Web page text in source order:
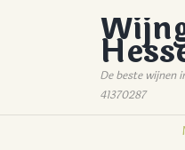
De beste wijnen
41370287